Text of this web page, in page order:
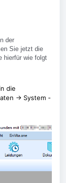
der
Sie jetzt die
hierfür wie folgt
die
-> System -